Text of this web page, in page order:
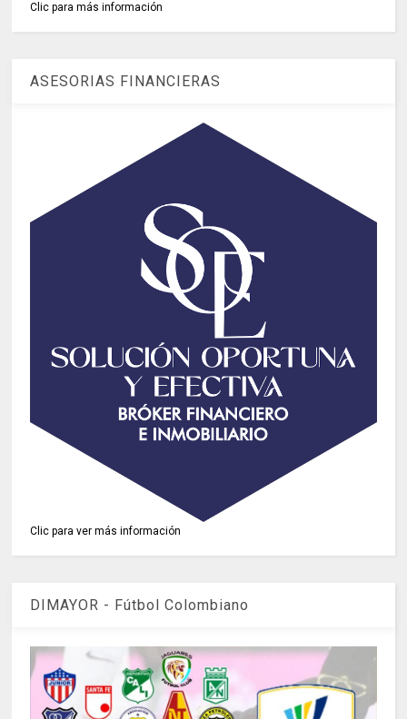
Clic para más información
ASESORIAS FINANCIERAS
Clic para ver más información
DIMAYOR - Fútbol Colombiano